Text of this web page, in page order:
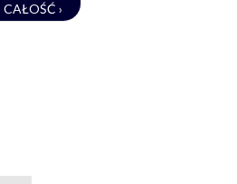
CAŁOŚĆ ›